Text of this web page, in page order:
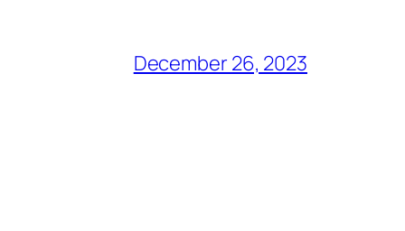
December 26, 2023